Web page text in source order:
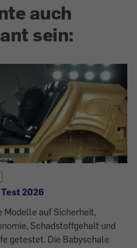
auch
sein:
2026
Modelle auf Sicherheit,
Schadstoffgehalt und
getestet. Die Babyschale